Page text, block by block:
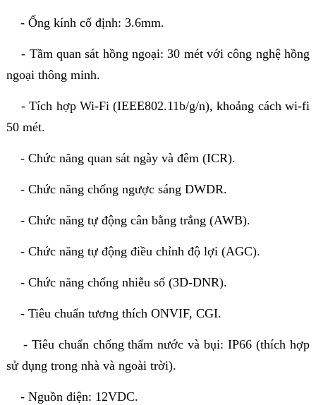
- Ống kính cố định: 3.6mm.
- Tầm quan sát hồng ngoại: 30 mét với công nghệ hồng
ngoại thông minh.
- Tích hợp Wi-Fi (IEEE802.11b/g/n), khoảng cách wi-fi
50 mét.
- Chức năng quan sát ngày và đêm (ICR).
- Chức năng chống ngược sáng DWDR.
- Chức năng tự động cân bằng trắng (AWB).
- Chức năng tự động điều chỉnh độ lợi (AGC).
- Chức năng chống nhiễu số (3D-DNR).
- Tiêu chuẩn tương thích ONVIF, CGI.
- Tiêu chuẩn chống thấm nước và bụi: IP66 (thích hợp
sử dụng trong nhà và ngoài trời).
- Nguồn điện: 12VDC.